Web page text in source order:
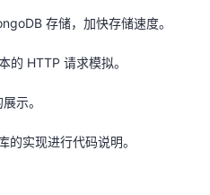
存储，加快存储速度。
的 HTTP 请求模拟。
示。
的实现进行代码说明。